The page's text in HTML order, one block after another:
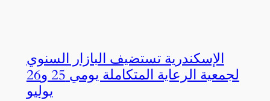
الإسكندرية تستضيف البازار السنوي
لجمعية الرعاية المتكاملة يومي 25 و26
يوليو